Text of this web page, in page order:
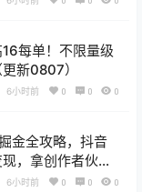
每单！不限量级
新0807）
6小时前 0 0 0
金全攻略，抖音
，拿创作者伙伴
6小时前 0 0 0